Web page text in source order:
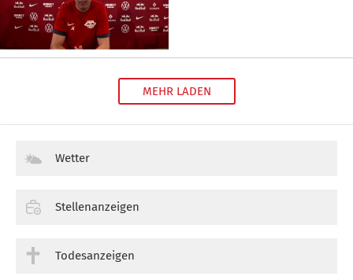
MEHR LADEN
Wetter
Stellenanzeigen
Todesanzeigen